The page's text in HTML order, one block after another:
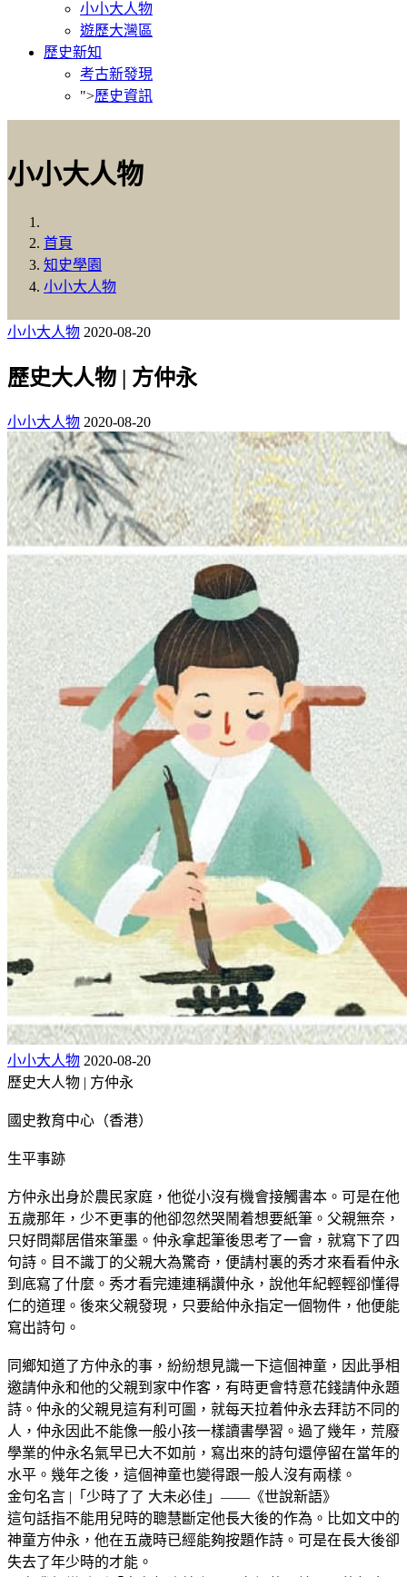
小小大人物
遊歷大灣區
歷史新知
考古新發現
">歷史資訊
小小大人物
首頁
知史學園
小小大人物
小小大人物 2020-08-20
歷史大人物 | 方仲永
小小大人物 2020-08-20
小小大人物 2020-08-20
歷史大人物 | 方仲永
國史教育中心（香港）
生平事跡
方仲永出身於農民家庭，他從小沒有機會接觸書本。可是在他
五歲那年，少不更事的他卻忽然哭鬧着想要紙筆。父親無奈，
只好問鄰居借來筆墨。仲永拿起筆後思考了一會，就寫下了四
句詩。目不識丁的父親大為驚奇，便請村裏的秀才來看看仲永
到底寫了什麼。秀才看完連連稱讚仲永，說他年紀輕輕卻懂得
仁的道理。後來父親發現，只要給仲永指定一個物件，他便能
寫出詩句。
同鄉知道了方仲永的事，紛紛想見識一下這個神童，因此爭相
邀請仲永和他的父親到家中作客，有時更會特意花錢請仲永題
詩。仲永的父親見這有利可圖，就每天拉着仲永去拜訪不同的
人，仲永因此不能像一般小孩一樣讀書學習。過了幾年，荒廢
學業的仲永名氣早已大不如前，寫出來的詩句還停留在當年的
水平。幾年之後，這個神童也變得跟一般人沒有兩樣。
金句名言 |「少時了了 大未必佳」——《世說新語》
這句話指不能用兒時的聰慧斷定他長大後的作為。比如文中的
神童方仲永，他在五歲時已經能夠按題作詩。可是在長大後卻
失去了年少時的才能。